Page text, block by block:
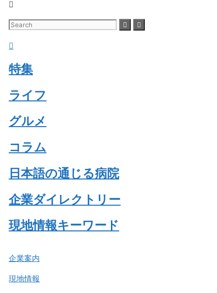
特集
ライフ
グルメ
コラム
日本語の通じる病院
企業ダイレクトリー
現地情報キーワード
企業案内
現地情報